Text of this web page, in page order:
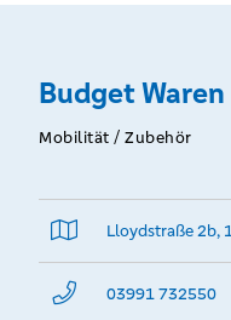
Budget
Mobilität / Zubehör
Lloydstraße 2b,
03991 732550